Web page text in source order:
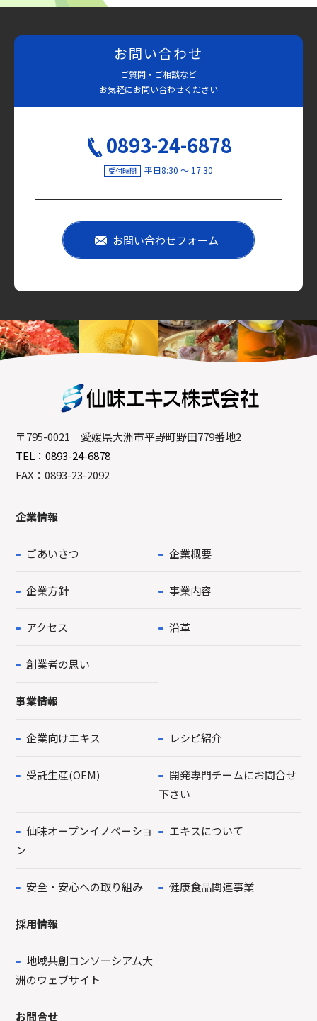
お問い合わせ
ご質問・ご相談など
お気軽にお問い合わせください
0893-24-6878
受付時間 平日8:30 〜 17:30
お問い合わせフォーム
〒795-0021 愛媛県大洲市平野町野田779番地2
TEL：0893-24-6878
FAX：0893-23-2092
企業情報
ごあいさつ 企業概要
企業方針 事業内容
アクセス 沿革
創業者の思い
事業情報
企業向けエキス レシピ紹介
受託生産(OEM)
開発専門チームにお問合せ
下さい
仙味オープンイノベーショ
ン
エキスについて
安全・安心への取り組み 健康食品関連事業
採用情報
地域共創コンソーシアム大
洲のウェブサイト
お問合せ